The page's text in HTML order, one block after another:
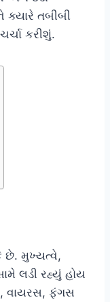
ક્યારે તબીબી
કરીશું.
છે. મુખ્યત્વે,
લડી રહ્યું હોય
વાયરસ, ફંગસ